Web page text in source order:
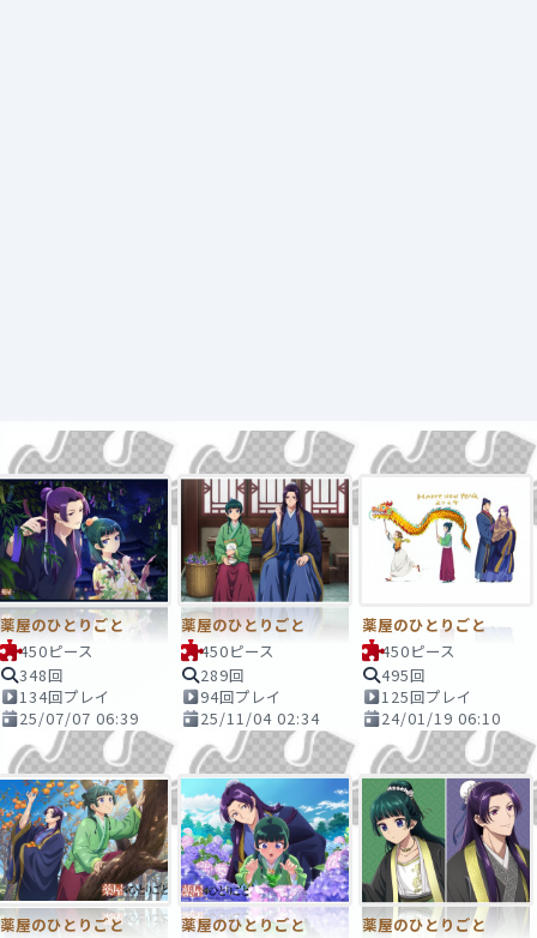
薬屋のひとりごと
450ピース
348回
134回プレイ
25/07/07 06:39
薬屋のひとりごと
450ピース
289回
94回プレイ
25/11/04 02:34
薬屋のひとりごと
450ピース
495回
125回プレイ
24/01/19 06:10
薬屋のひとりごと
薬屋のひとりごと
薬屋のひとりごと